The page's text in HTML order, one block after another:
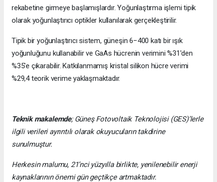
rekabetine girmeye başlamışlardır. Yoğunlaştırma işlemi tipik
olarak yoğunlaştırıcı optikler kullanılarak gerçekleştirilir.
Tipik bir yoğunlaştırıcı sistem, güneşin 6−400 katı bir ışık
yoğunluğunu kullanabilir ve GaAs hücrenin verimini %31'den
%35'e çıkarabilir. Katkılanmamış kristal silikon hücre verimi
%29,4 teorik verime yaklaşmaktadır.
Teknik makalemde; Güneş Fotovoltaik Teknolojisi (GES)’lerle
ilgili verileri ayrıntılı olarak okuyucuların takdirine
sunulmuştur.
Herkesin malumu, 21’nci yüzyılla birlikte, yenilenebilir enerji
kaynaklarının önemi gün geçtikçe artmaktadır.